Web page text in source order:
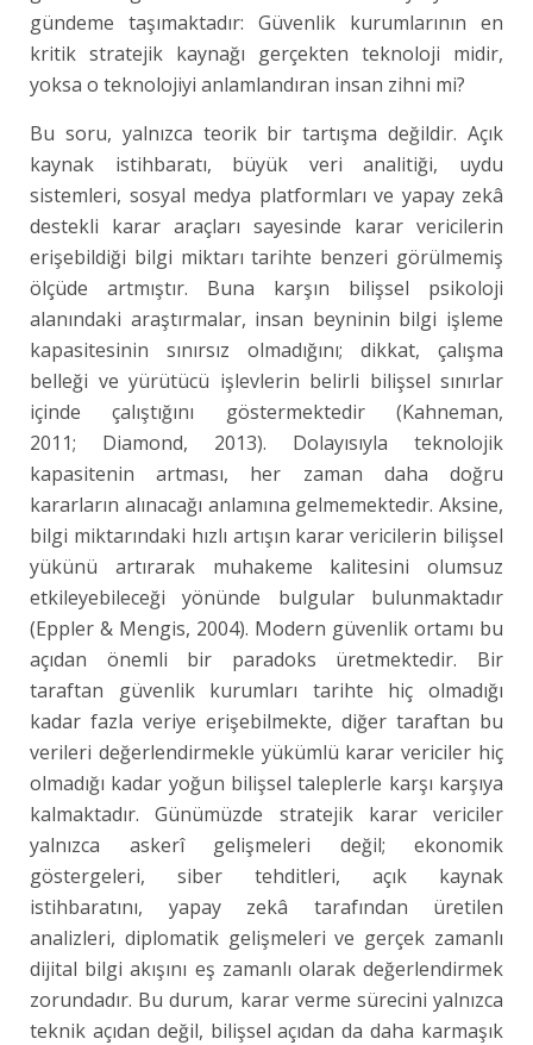
gündeme taşımaktadır: Güvenlik kurumlarının en
kritik stratejik kaynağı gerçekten teknoloji midir,
yoksa o teknolojiyi anlamlandıran insan zihni mi?
Bu soru, yalnızca teorik bir tartışma değildir. Açık
kaynak istihbaratı, büyük veri analitiği, uydu
sistemleri, sosyal medya platformları ve yapay zekâ
destekli karar araçları sayesinde karar vericilerin
erişebildiği bilgi miktarı tarihte benzeri görülmemiş
ölçüde artmıştır. Buna karşın bilişsel psikoloji
alanındaki araştırmalar, insan beyninin bilgi işleme
kapasitesinin sınırsız olmadığını; dikkat, çalışma
belleği ve yürütücü işlevlerin belirli bilişsel sınırlar
içinde çalıştığını göstermektedir (Kahneman,
2011; Diamond, 2013). Dolayısıyla teknolojik
kapasitenin artması, her zaman daha doğru
kararların alınacağı anlamına gelmemektedir. Aksine,
bilgi miktarındaki hızlı artışın karar vericilerin bilişsel
yükünü artırarak muhakeme kalitesini olumsuz
etkileyebileceği yönünde bulgular bulunmaktadır
(Eppler & Mengis, 2004). Modern güvenlik ortamı bu
açıdan önemli bir paradoks üretmektedir. Bir
taraftan güvenlik kurumları tarihte hiç olmadığı
kadar fazla veriye erişebilmekte, diğer taraftan bu
verileri değerlendirmekle yükümlü karar vericiler hiç
olmadığı kadar yoğun bilişsel taleplerle karşı karşıya
kalmaktadır. Günümüzde stratejik karar vericiler
yalnızca askerî gelişmeleri değil; ekonomik
göstergeleri, siber tehditleri, açık kaynak
istihbaratını, yapay zekâ tarafından üretilen
analizleri, diplomatik gelişmeleri ve gerçek zamanlı
dijital bilgi akışını eş zamanlı olarak değerlendirmek
zorundadır. Bu durum, karar verme sürecini yalnızca
teknik açıdan değil, bilişsel açıdan da daha karmaşık